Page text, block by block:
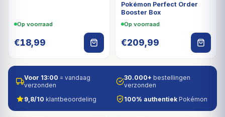
Op voorraad
€18,99
Pokémon Perfect Order
Booster Box
Op voorraad
€209,99
Voor 13:00 = vandaag
verzonden
30.000+ bestellingen
verzonden
9,8/10 klantbeoordeling 100% authentiek Pokémon